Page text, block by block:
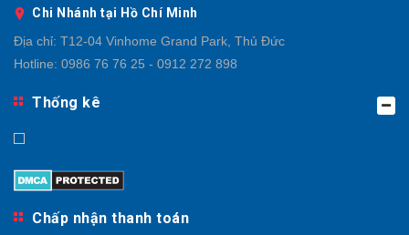
Chi Nhánh tại Hồ Chí Minh
Địa chỉ: T12-04 Vinhome Grand Park, Thủ Đức
Hotline: 0986 76 76 25 - 0912 272 898
Thống kê
Chấp nhận thanh toán